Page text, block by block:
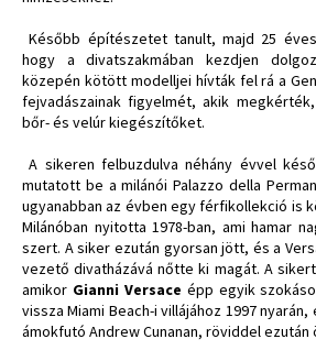
Később építészetet tanult, majd 25
hogy a divatszakmában kezdjen
közepén kötött modelljei hívták fel rá a
fejvadászainak figyelmét, akik
bőr- és velúr kiegészítőket.
A sikeren felbuzdulva néhány évvel
mutatott be a milánói Palazzo della
ugyanabban az évben egy férfikollekció is
Milánóban nyitotta 1978-ban, ami hamar
szert. A siker ezután gyorsan jött, és a
vezető divatházává nőtte ki magát. A
amikor Gianni Versace épp egyik
vissza Miami Beach-i villájához 1997
ámokfutó Andrew Cunanan, röviddel